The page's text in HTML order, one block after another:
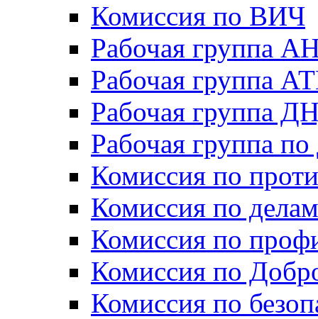
Комиссия по ВИЧ
Рабочая группа
Рабочая группа
Рабочая группа
Рабочая группа
Комиссия по
Комиссия по
Комиссия по
Комиссия по
Комиссия по